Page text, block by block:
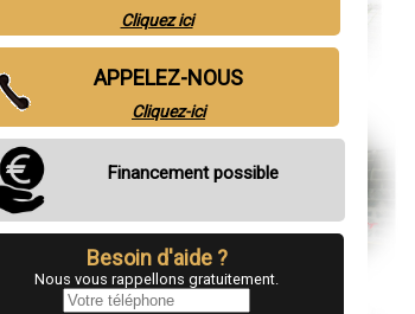
Cliquez ici
APPELEZ-NOUS
Cliquez-ici
Financement possible
Besoin d'aide ?
Nous vous rappellons gratuitement.